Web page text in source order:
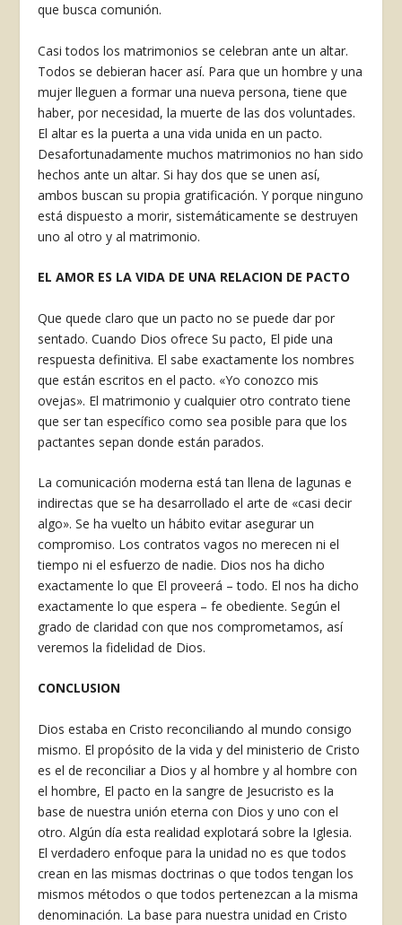
que busca comunión.
Casi todos los matrimonios se cele­bran ante un altar.
Todos se debieran hacer así. Para que un hombre y una
mujer lleguen a formar una nueva per­sona, tiene que
haber, por necesidad, la muerte de las dos voluntades.
El al­tar es la puerta a una vida unida en un pacto.
Desafortunadamente muchos matrimonios no han sido
hechos ante un altar. Si hay dos que se unen así,
ambos buscan su propia gratificación. Y porque ninguno
está dispuesto a mo­rir, sistemáticamente se destruyen
uno al otro y al matrimonio.
EL AMOR ES LA VIDA DE UNA RE­LACION DE PACTO
Que quede claro que un pacto no se puede dar por
sentado. Cuando Dios ofrece Su pacto, El pide una
respuesta definitiva. El sabe exactamente los nombres
que están escritos en el pacto. «Yo conozco mis
ovejas». El matrimonio y cualquier otro contrato tiene
que ser tan específico como sea posi­ble para que los
pactantes sepan donde están parados.
La comunicación moderna está tan llena de lagunas e
indirectas que se ha desarrollado el arte de «casi decir
al­go». Se ha vuelto un hábito evitar ase­gurar un
compromiso. Los contratos vagos no merecen ni el
tiempo ni el esfuerzo de nadie. Dios nos ha dicho
exactamente lo que El proveerá – todo. El nos ha dicho
exactamente lo que espera – fe obediente. Según el
grado de claridad con que nos compro­metamos, así
veremos la fidelidad de Dios.
CONCLUSION
Dios estaba en Cristo reconciliando al mundo consigo
mismo. El propósito de la vida y del ministerio de Cristo
es el de reconciliar a Dios y al hombre y al hombre con
el hombre, El pacto en la sangre de Jesucristo es la
base de nuestra unión eterna con Dios y uno con el
otro. Algún día esta realidad ex­plotará sobre la Iglesia.
El verdadero enfoque para la unidad no es que to­dos
crean en las mismas doctrinas o que todos tengan los
mismos méto­dos o que todos pertenezcan a la mis­ma
denominación. La base para nues­tra unidad en Cristo